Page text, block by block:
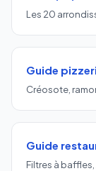
Les 20
Guide
Créosote,
Guide
Filtres à